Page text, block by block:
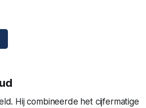
Hij combineerde het cijfermatige